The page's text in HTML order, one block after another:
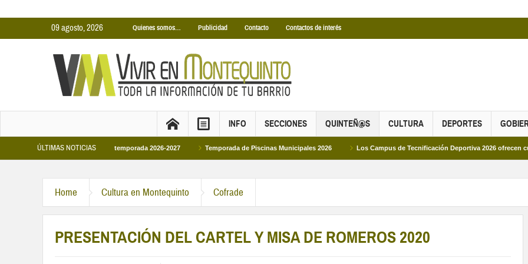
09 agosto, 2026 Quienes somos… Publicidad Contacto Contactos de interés
INFO SECCIONES QUINTEÑ@S CULTURA DEPORTES
ÚLTIMAS NOTICIAS
Cubiertas Municipales temporada 2026-2027 Temporada de Piscinas Municipales 2026 Los Campus de Tecnificación Deportiva 2026 ofrecen cuatro
Home Cultura en Montequinto Cofrade
PRESENTACIÓN DEL CARTEL Y MISA DE ROMEROS 2020